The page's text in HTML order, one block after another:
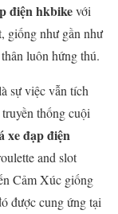
điện hkbikevới
giống như gần như
luôn hứng thú.
sự việc vẫn tích
thống cuội
xe đạp điện
and slot
Cảm Xúc giống
được cung ứng tại